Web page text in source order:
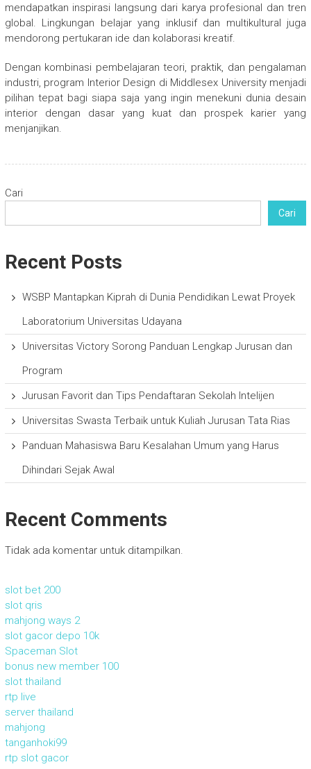
mendapatkan inspirasi langsung dari karya profesional dan tren
global. Lingkungan belajar yang inklusif dan multikultural juga
mendorong pertukaran ide dan kolaborasi kreatif.
Dengan kombinasi pembelajaran teori, praktik, dan pengalaman
industri, program Interior Design di Middlesex University menjadi
pilihan tepat bagi siapa saja yang ingin menekuni dunia desain
interior dengan dasar yang kuat dan prospek karier yang
menjanjikan.
Cari
Cari
Recent Posts
WSBP Mantapkan Kiprah di Dunia Pendidikan Lewat Proyek
Laboratorium Universitas Udayana
Universitas Victory Sorong Panduan Lengkap Jurusan dan
Program
Jurusan Favorit dan Tips Pendaftaran Sekolah Intelijen
Universitas Swasta Terbaik untuk Kuliah Jurusan Tata Rias
Panduan Mahasiswa Baru Kesalahan Umum yang Harus
Dihindari Sejak Awal
Recent Comments
Tidak ada komentar untuk ditampilkan.
slot bet 200
slot qris
mahjong ways 2
slot gacor depo 10k
Spaceman Slot
bonus new member 100
slot thailand
rtp live
server thailand
mahjong
tanganhoki99
rtp slot gacor